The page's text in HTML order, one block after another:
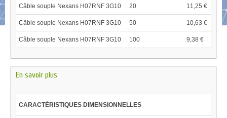
Câble souple Nexans H07RNF 3G10 20 11,25 €
Câble souple Nexans H07RNF 3G10 50 10,63 €
Câble souple Nexans H07RNF 3G10 100 9,38 €
En savoir plus
CARACTÉRISTIQUES DIMENSIONNELLES